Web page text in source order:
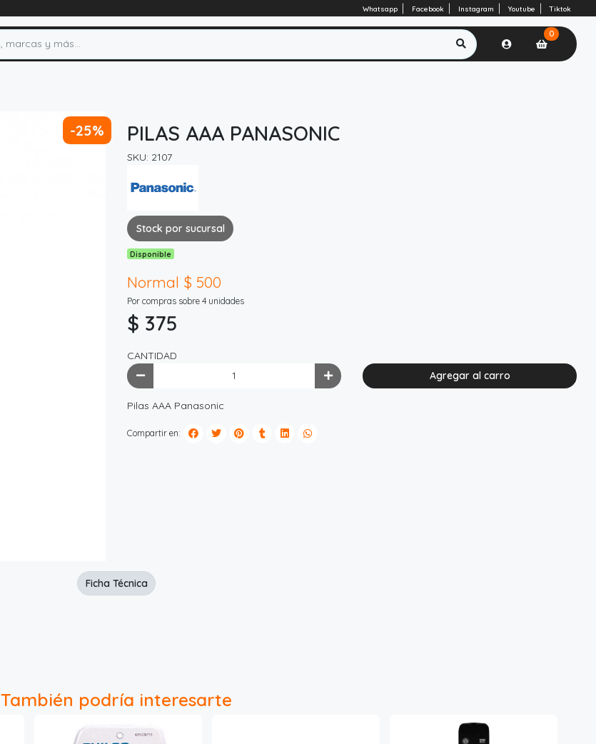
Whatsapp Facebook Instagram Youtube Tiktok
0
-25% PILAS AAA PANASONIC
SKU: 2107
Stock por sucursal
Disponible
Normal $ 500
Por compras sobre 4 unidades
$ 375
CANTIDAD
Agregar al carro
Pilas AAA Panasonic
Compartir en:
Ficha Técnica
También podría interesarte